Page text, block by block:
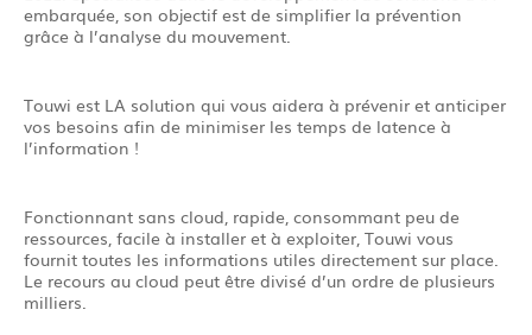
embarquée, son objectif est de simplifier la prévention
grâce à l’analyse du mouvement.
Touwi est LA solution qui vous aidera à prévenir et anticiper
vos besoins afin de minimiser les temps de latence à
l’information !
Fonctionnant sans cloud, rapide, consommant peu de
ressources, facile à installer et à exploiter, Touwi vous
fournit toutes les informations utiles directement sur place.
Le recours au cloud peut être divisé d’un ordre de plusieurs
milliers.